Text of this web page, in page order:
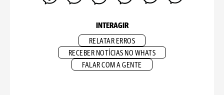
INTERAGIR
RELATAR ERROS
RECEBER NOTÍCIAS NO WHATS
FALAR COM A GENTE